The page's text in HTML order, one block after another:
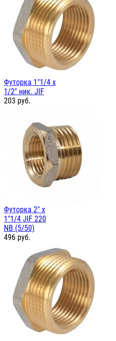
Футорка 1"1/4 х
1/2" ник. JIF
203 руб.
Футорка 2" х
1"1/4 JIF 220
NB (5/50)
496 руб.